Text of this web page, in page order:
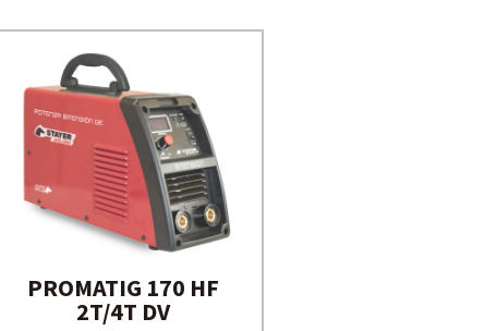
PROMATIG 170 HF
2T/4T DV